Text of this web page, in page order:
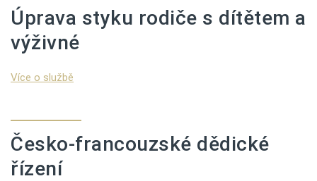
Úprava styku rodiče s dítětem a
výživné
Více o službě
Česko-francouzské dědické
řízení